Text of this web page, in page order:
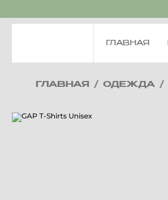
ГЛАВНАЯ
ГЛАВНАЯ / ОДЕЖДА /